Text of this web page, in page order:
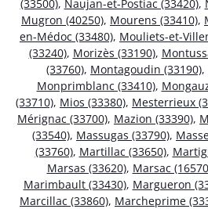
(33500), Naujan-et-Postiac (33420),
Mugron (40250), Mourens (33410),
en-Médoc (33480), Mouliets-et-
(33240), Morizès (33190),
(33760), Montagoudin (33190),
Monprimblanc (33410),
(33710), Mios (33380), Mesterrieux
Mérignac (33700), Mazion (33390),
(33540), Massugas (33790),
(33760), Martillac (33650),
Marsas (33620), Marsac
Marimbault (33430), Margueron
Marcillac (33860), Marcheprime